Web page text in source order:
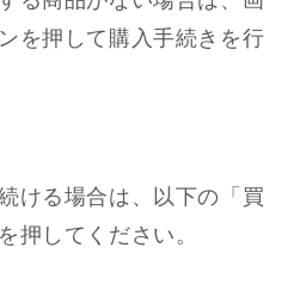
を押して購入手続きを行
ける場合は、以下の「買
押してください。